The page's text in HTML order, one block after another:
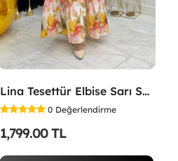
Lina Tesettür Elbise Sarı Sarı
0 Değerlendirme
1,799.00 TL